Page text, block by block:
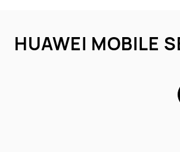
HUAWEI MOBILE